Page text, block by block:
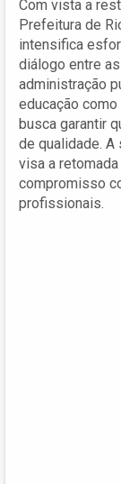
Com vista a
Prefeitura de
intensifica
diálogo entre
administração
educação
busca garantir
de qualidade. A
visa a
compromisso
profissionais.